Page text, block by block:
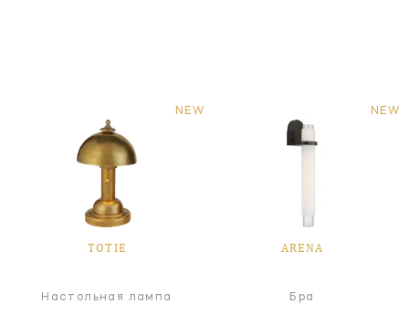
NEW
TOTIE
Настольная лампа
NEW
ARENA
Бра